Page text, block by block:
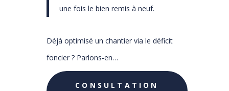
une fois le bien remis à neuf.
Déjà optimisé un chantier via le déficit
foncier ? Parlons-en…
CONSULTATION